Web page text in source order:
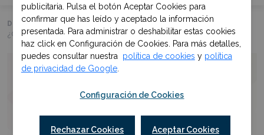
publicitaria. Pulsa el botón Aceptar Cookies para
confirmar que has leído y aceptado la información
presentada. Para administrar o deshabilitar estas cookies
haz click en Configuración de Cookies. Para más detalles,
puedes consultar nuestra política de cookies y política
de privacidad de Google.
Configuración de Cookies
Rechazar Cookies Aceptar Cookies
Davante Fundación > Noticias >
¿Cuáles son las funciones de un auxiliar administrativo del Estado?